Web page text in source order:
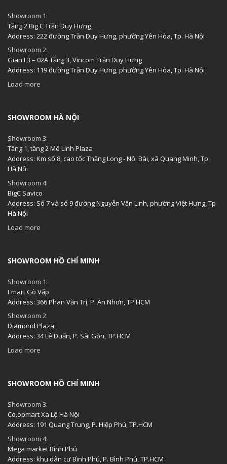
Showroom 1:
Tầng 2 Big C Trần Duy Hưng
Address: 222 đường Trần Duy Hưng, phường Yên Hòa, Tp. Hà Nội
Showroom 2:
Gian L3 – 02A Tầng 3, Vincom Trần Duy Hưng
Address: 119 đường Trần Duy Hưng, phường Yên Hòa, Tp. Hà Nội
Load more
SHOWROOM HÀ NỘI
Showroom 3:
Tầng 1, tầng 2 Mê Linh Plaza
Address: Km số 8, cao tốc Thăng Long - Nội Bài, xã Quang Minh, Tp.
Hà Nội
Showroom 4:
BigC Savico
Address: Số 7 và số 9 đường Nguyễn Văn Linh, phường Việt Hưng, Tp
Hà Nội
Load more
SHOWROOM HỒ CHÍ MINH
Showroom 1:
Emart Gò Vấp
Address: 366 Phan Văn Trị, P. An Nhơn, TP.HCM
Showroom 2:
Diamond Plaza
Address: 34 Lê Duẩn, P. Sài Gòn, TP.HCM
Load more
SHOWROOM HỒ CHÍ MINH
Showroom 3:
Co.opmart Xa Lộ Hà Nội
Address: 191 Quang Trung, P. Hiệp Phú, TP.HCM
Showroom 4:
Mega market Bình Phú
Address: khu dân cư Bình Phú, P. Bình Phú, TP.HCM